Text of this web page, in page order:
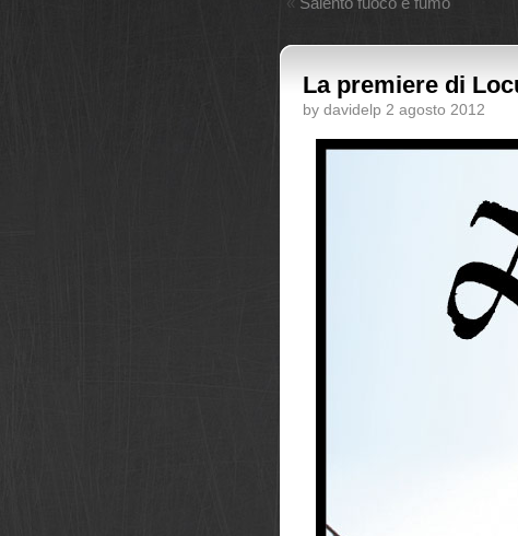
La premiere di
by davidelp 2 agosto 2012